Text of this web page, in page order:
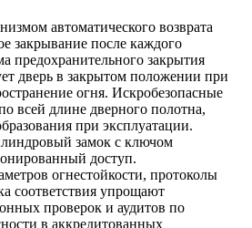
автоматического возврата
закрывание после каждого
предохранительного закрытия
дверь в закрытом положении при
огня. Искробезопасные
всей длине дверного полотна,
при эксплуатации.
замок с ключом
доступ.
огнестойкости, протоколы
соответствия упрощают
проверок и аудитов по
в аккредитованных